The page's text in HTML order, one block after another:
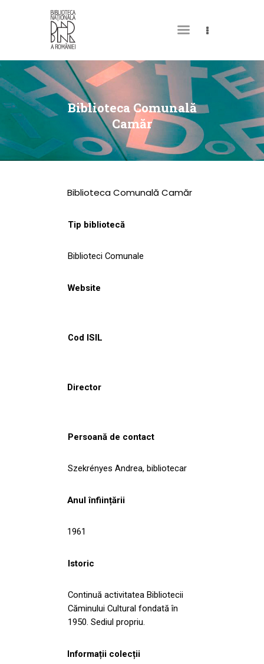
Biblioteca Comunală
Camăr
DESPRE NOI
PERMISUL MEU DE
BIBLIOTECĂ
CATALOAGE ȘI
COLECȚII
CULTURALE
NOUTĂȚI
Biblioteca Comunală Camăr
Tip bibliotecă
Biblioteci Comunale
Website
Cod ISIL
Director
Persoană de contact
Szekrényes Andrea, bibliotecar
Anul înființării
1961
Istoric
Continuă activitatea Bibliotecii
Căminului Cultural fondată în
1950. Sediul propriu.
Informații colecții